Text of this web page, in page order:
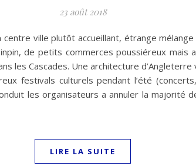
23 août 2018
ville plutôt accueillant, étrange
de petits commerces poussiéreux mais
les Cascades. Une architecture
festivals culturels pendant l’été
les organisateurs a annuler la majorité
LIRE LA SUITE